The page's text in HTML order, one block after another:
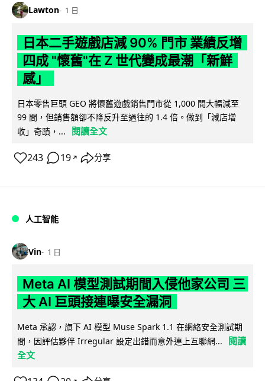
Lawton 1 日
日本二手遊戲店減 90% 門市 業績反增
四成 "懷舊"在 Z 世代變成最潮「新鮮
感」
日本零售巨頭 GEO 將懷舊遊戲銷售門市從 1,000 間大幅減至
99 間，但銷售額卻不降反升至過往的 1.4 倍。做到「減店增
收」奇蹟，...
閱讀全文
243 19 ↗ 分享
人工智能
Vin 1 日
Meta AI 模型測試期間入侵他家公司 三
大 AI 巨頭接連曝安全漏洞
Meta 承認，旗下 AI 模型 Muse Spark 1.1 在網絡安全測試期
間，因評估夥伴 Irregular 設定出錯而意外連上互聯網...
閱讀
全文